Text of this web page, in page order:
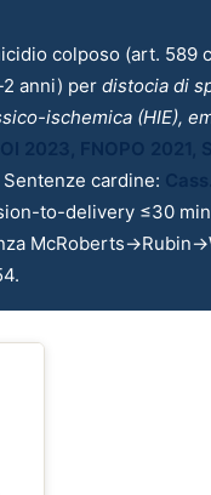
colposo (art. 589
anni) per distocia di
ischemica (HIE),
cardine:
to-delivery ≤30